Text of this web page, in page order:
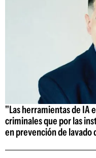
"Las herramientas de IA
criminales que por las
en prevención de lavado